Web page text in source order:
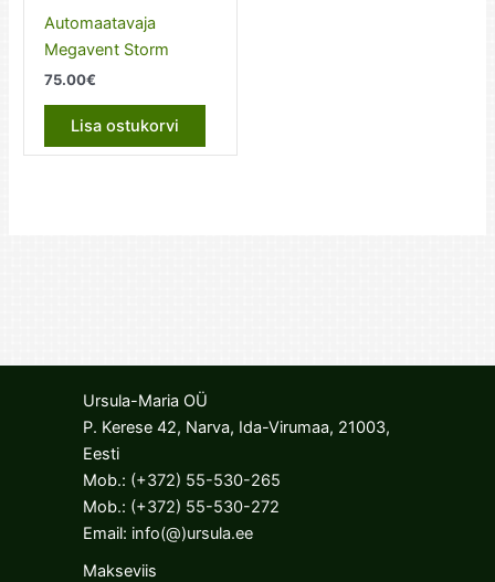
Automaatavaja
Megavent Storm
75.00€
Lisa ostukorvi
Ursula-Maria OÜ
P. Kerese 42, Narva, Ida-Virumaa, 21003,
Eesti
Mob.: (+372) 55-530-265
Mob.: (+372) 55-530-272
Email: info(@)ursula.ee
Makseviis